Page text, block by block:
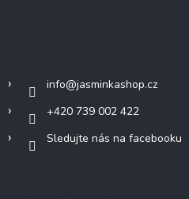
info@jasminkashop.cz
+420 739 002 422
Sledujte nás na facebooku